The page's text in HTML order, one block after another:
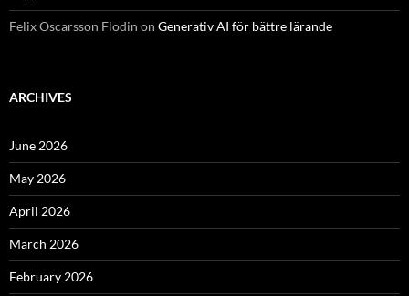
Felix Oscarsson Flodin on Generativ AI för bättre lärande
ARCHIVES
June 2026
May 2026
April 2026
March 2026
February 2026